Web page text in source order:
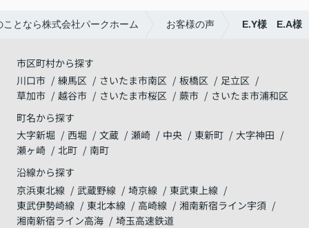
となら株式会社パークホーム お客様の声 E.Y様 E.A様
市区町村から探す
川口市
練馬区 さいたま市南区 板橋区
足立区
草加市
越谷市 さいたま市桜区 蕨市
さいたま市浦和区
町名から探す
大字新堀
西堀 文蔵 瀬崎 中央 東新町
大字神田
瀬ヶ崎
北町
南町
沿線から探す
京浜東北線
武蔵野線 埼京線
東武東上線
東武伊勢崎線
東北本線 高崎線
湘南新宿ライン宇須
湘南新宿ライン高海
埼玉高速鉄道